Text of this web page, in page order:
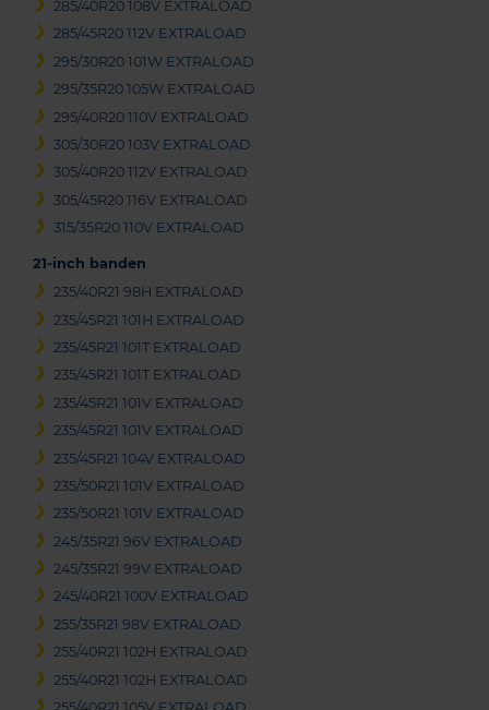
285/40R20 108V EXTRALOAD
285/45R20 112V EXTRALOAD
295/30R20 101W EXTRALOAD
295/35R20 105W EXTRALOAD
295/40R20 110V EXTRALOAD
305/30R20 103V EXTRALOAD
305/40R20 112V EXTRALOAD
305/45R20 116V EXTRALOAD
315/35R20 110V EXTRALOAD
21-inch banden
235/40R21 98H EXTRALOAD
235/45R21 101H EXTRALOAD
235/45R21 101T EXTRALOAD
235/45R21 101T EXTRALOAD
235/45R21 101V EXTRALOAD
235/45R21 101V EXTRALOAD
235/45R21 104V EXTRALOAD
235/50R21 101V EXTRALOAD
235/50R21 101V EXTRALOAD
245/35R21 96V EXTRALOAD
245/35R21 99V EXTRALOAD
245/40R21 100V EXTRALOAD
255/35R21 98V EXTRALOAD
255/40R21 102H EXTRALOAD
255/40R21 102H EXTRALOAD